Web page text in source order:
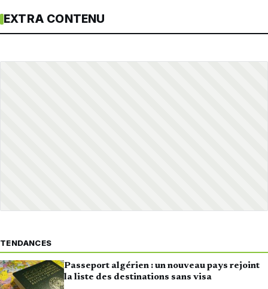
EXTRA CONTENU
TENDANCES
Passeport algérien : un nouveau pays rejoint
la liste des destinations sans visa